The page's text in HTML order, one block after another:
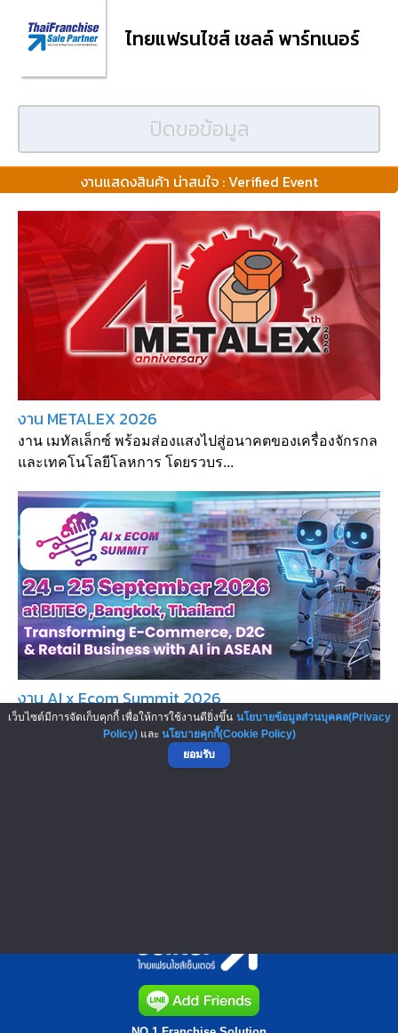
ไทยแฟรนไชส์ เชลล์ พาร์ทเนอร์
ปิดขอข้อมูล
งานแสดงสินค้า น่าสนใจ : Verified Event
งาน METALEX 2026
งาน เมทัลเล็กซ์ พร้อมส่องแสงไปสู่อนาคตของเครื่องจักรกล
และเทคโนโลยีโลหการ โดยรวบร...
งาน AI x Ecom Summit 2026
เทคโนโลยีปัญญาประดิษฐ์ (AI) กำลังเข้ามาเปลี่ยนแปลงรูป
แบบการแข่งขันของธุรกิจอีคอม...
เว็บไซต์มีการจัดเก็บคุกกี้ เพื่อให้การใช้งานดียิ่งขึ้น นโยบายข้อมูลส่วนบุคคล(Privacy
Policy)และ นโยบายคุกกี้(Cookie Policy)
ยอมรับ